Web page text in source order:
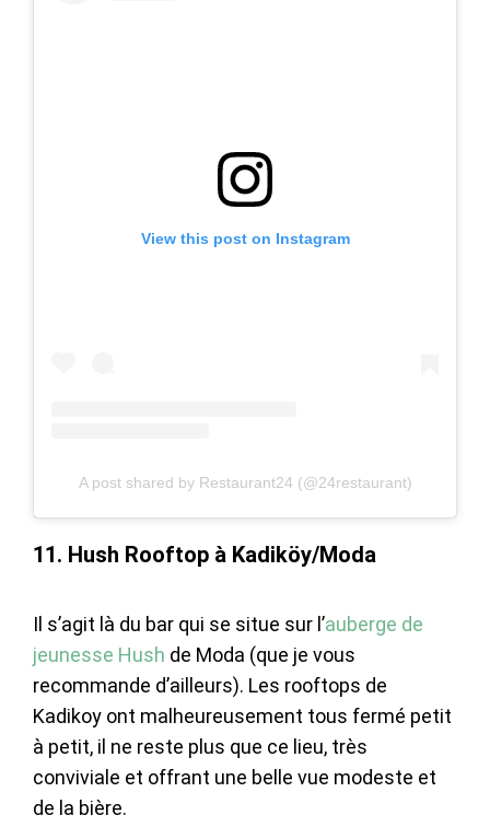
View this post on Instagram
A post shared by Restaurant24 (@24restaurant)
11. Hush Rooftop à Kadiköy/Moda
Il s’agit là du bar qui se situe sur l’auberge de
jeunesse Hush de Moda (que je vous
recommande d’ailleurs). Les rooftops de
Kadikoy ont malheureusement tous fermé petit
à petit, il ne reste plus que ce lieu, très
conviviale et offrant une belle vue modeste et
de la bière.